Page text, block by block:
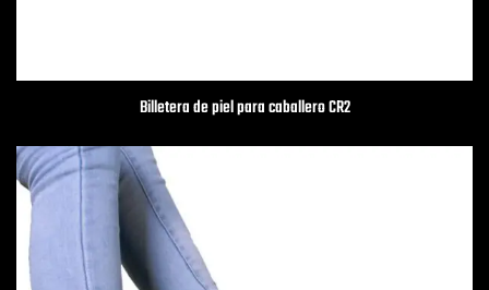
Billetera de piel para caballero CR2